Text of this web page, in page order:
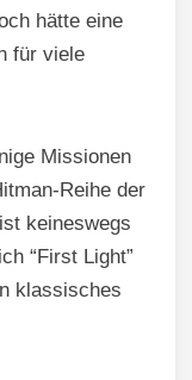
hätte eine
für viele
Missionen
Reihe der
keineswegs
“First Light”
klassisches